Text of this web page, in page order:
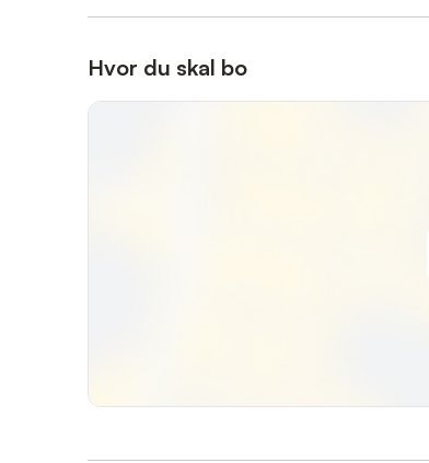
Hvor du skal bo